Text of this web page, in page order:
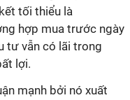
tối thiểu là
hợp mua trước ngày
tư vẫn có lãi trong
lợi.
mạnh bởi nó xuất